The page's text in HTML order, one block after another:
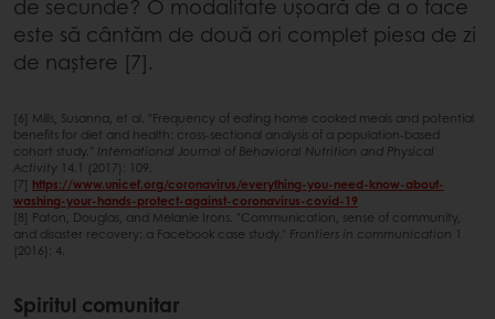
de secunde? O modalitate ușoară de a o face
este să cântăm de două ori complet piesa de zi
de naștere [7].
[6] Mills, Susanna, et al. "Frequency of eating home cooked meals and potential
benefits for diet and health: cross-sectional analysis of a population-based
cohort study." International Journal of Behavioral Nutrition and Physical
Activity 14.1 (2017): 109.
[7] https://www.unicef.org/coronavirus/everything-you-need-know-about-
washing-your-hands-protect-against-coronavirus-covid-19
[8] Paton, Douglas, and Melanie Irons. "Communication, sense of community,
and disaster recovery: a Facebook case study." Frontiers in communication 1
(2016): 4.
Spiritul comunitar